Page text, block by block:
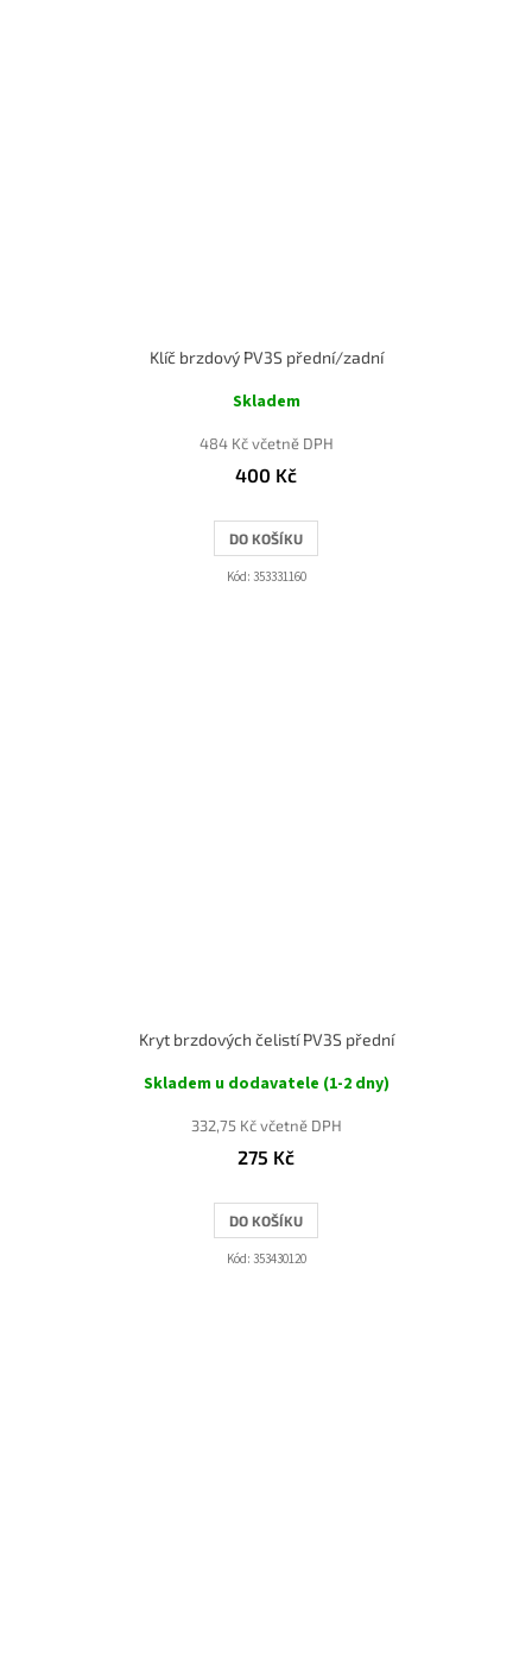
Klíč brzdový PV3S přední/zadní
Skladem
484 Kč včetně DPH
400 Kč
DO KOŠÍKU
Kód: 353331160
Kryt brzdových čelistí PV3S přední
Skladem u dodavatele (1-2 dny)
332,75 Kč včetně DPH
275 Kč
DO KOŠÍKU
Kód: 353430120